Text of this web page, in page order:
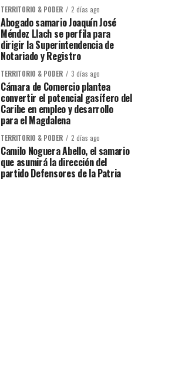
TERRITORIO & PODER 2 días ago
Abogado samario Joaquín José
Méndez Llach se perfila para
dirigir la Superintendencia de
Notariado y Registro
TERRITORIO & PODER 3 días ago
Cámara de Comercio plantea
convertir el potencial gasífero del
Caribe en empleo y desarrollo
para el Magdalena
TERRITORIO & PODER 2 días ago
Camilo Noguera Abello, el samario
que asumirá la dirección del
partido Defensores de la Patria